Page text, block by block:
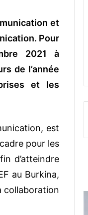
et
Pour
2021 à
de l’année
et les
est
pour les
d’atteindre
au Burkina,
collaboration